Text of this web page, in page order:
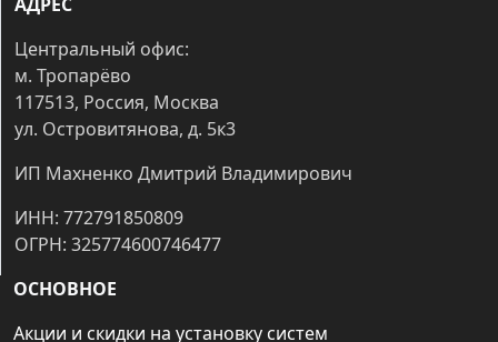
Центральный офис:
м. Тропарёво
117513, Россия, Москва
ул. Островитянова, д. 5к3
ИП Махненко Дмитрий Владимирович
ИНН: 772791850809
ОГРН: 325774600746477
ОСНОВНОЕ
Акции и скидки на установку систем